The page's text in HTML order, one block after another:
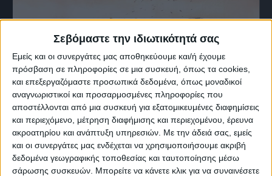
Σεβόμαστε την ιδιωτικότητά σας
Εμείς και οι συνεργάτες μας αποθηκεύουμε και/ή έχουμε
πρόσβαση σε πληροφορίες σε μια συσκευή, όπως τα cookies,
και επεξεργαζόμαστε προσωπικά δεδομένα, όπως μοναδικοί
αναγνωριστικοί και προσαρμοσμένες πληροφορίες που
αποστέλλονται από μια συσκευή για εξατομικευμένες διαφημίσεις
και περιεχόμενο, μέτρηση διαφήμισης και περιεχομένου, έρευνα
ακροατηρίου και ανάπτυξη υπηρεσιών. Με την άδειά σας, εμείς
και οι συνεργάτες μας ενδέχεται να χρησιμοποιήσουμε ακριβή
δεδομένα γεωγραφικής τοποθεσίας και ταυτοποίησης μέσω
σάρωσης συσκευών. Μπορείτε να κάνετε κλικ για να συναινέσετε
21 Ιουνίου, 2026
Το Podcast της ζωής σου | S01 Ep23